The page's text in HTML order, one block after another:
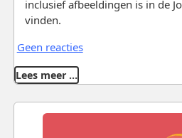
inclusief afbeeldingen is in de
vinden.
Geen reacties
Lees meer …